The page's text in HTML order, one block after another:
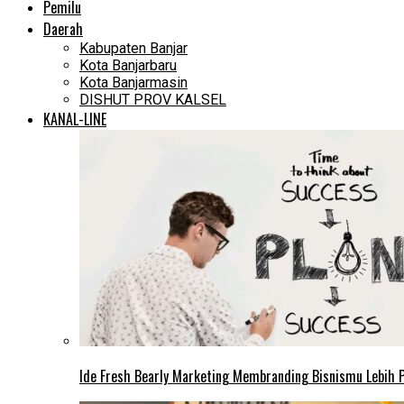
Pemilu
Daerah
Kabupaten Banjar
Kota Banjarbaru
Kota Banjarmasin
DISHUT PROV KALSEL
KANAL-LINE
Ide Fresh Bearly Marketing Membranding Bisnismu Lebih